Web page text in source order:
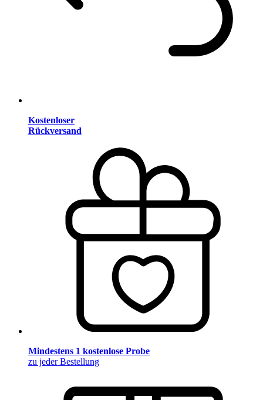
Kostenloser
Rückversand
Mindestens 1 kostenlose Probe
zu jeder Bestellung